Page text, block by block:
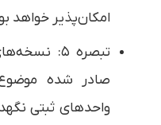
امکان‌پذیر خواهد
تبصره ۵:
واحدهای ثبتی